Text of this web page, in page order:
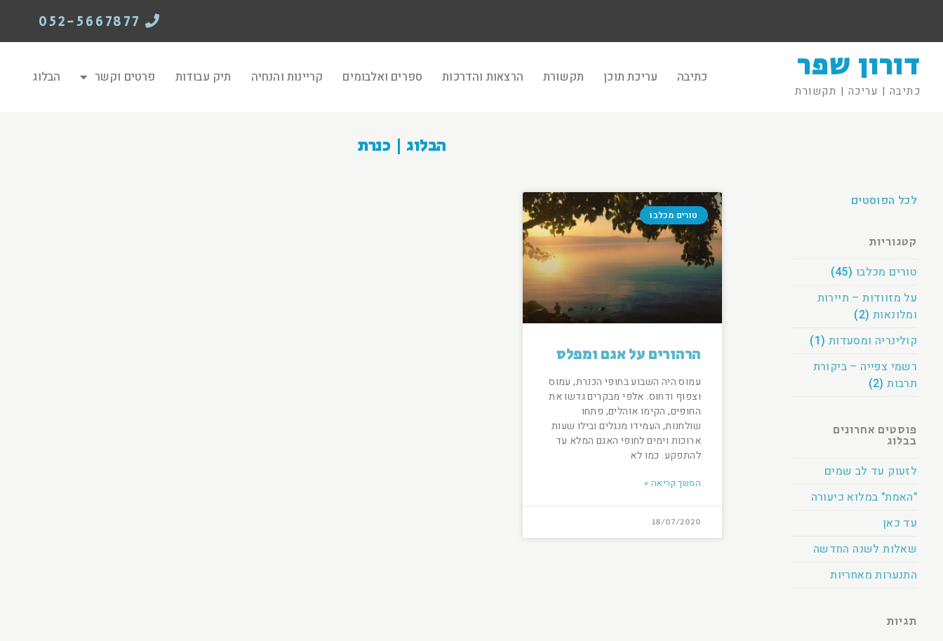
דורון שפר
כתיבה | עריכה | תקשורת
כתיבה עריכת תוכן תקשורת הרצאות והדרכות ספרים ואלבומים קריינות והנחיה תיק עבודות פרטים וקשר הבלוג
הבלוג | כנרת
לכל הפוסטים
קטגוריות
טורים מכלבו (45)
על מזוודות – תיירות
ומלונאות (2)
קולינריה ומסעדות (1)
רשמי צפייה – ביקורת
תרבות (2)
פוסטים אחרונים
בבלוג
לזעוק עד לב שמים
"האמת" במלוא כיעורה
עד כאן
שאלות לשנה החדשה
התנערות מאחריות
תגיות
טורים מכלבו
הרהורים על אגם ומפלס
עמוס היה השבוע בחופי הכנרת, עמוס
וצפוף ודחוס. אלפי מבקרים גדשו את
החופים, הקימו אוהלים, פתחו
שולחנות, העמידו מנגלים ובילו שעות
ארוכות וימים לחופי האגם המלא עד
להתפקע. כמו לא
המשך קריאה »
18/07/2020